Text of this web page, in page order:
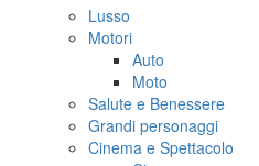
Lusso
Motori
Auto
Moto
Salute e Benessere
Grandi personaggi
Cinema e Spettacolo